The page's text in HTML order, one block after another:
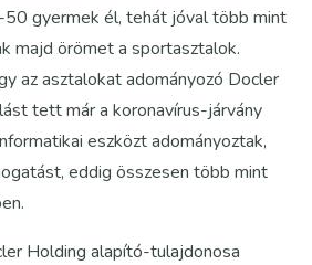
gyermek él, tehát jóval több mint
majd örömet a sportasztalok.
az asztalokat adományozó Docler
tett már a koronavírus-járvány
eszközt adományoztak,
eddig összesen több mint
Holding alapító-tulajdonosa